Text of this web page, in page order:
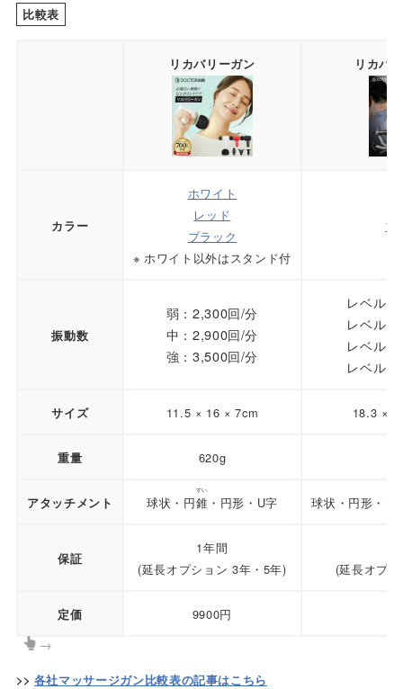
比較表
リカバリーガン リカバ
カラー
ホワイト
レッド
ブラック
※ ホワイト以外はスタンド付
ブ
振動数
弱：2,300回/分
中：2,900回/分
強：3,500回/分
レベル1
レベル1
レベル1
レベル1
サイズ 11.5 × 16 × 7cm 18.3 ×
重量 620g
アタッチメント 球状・円錐
すい
・円形・U字 球状・円形・ソ
保証
1年間
(延長オプション 3年・5年)
(延長オプ
定価 9900円
→
>> 各社マッサージガン比較表の記事はこちら